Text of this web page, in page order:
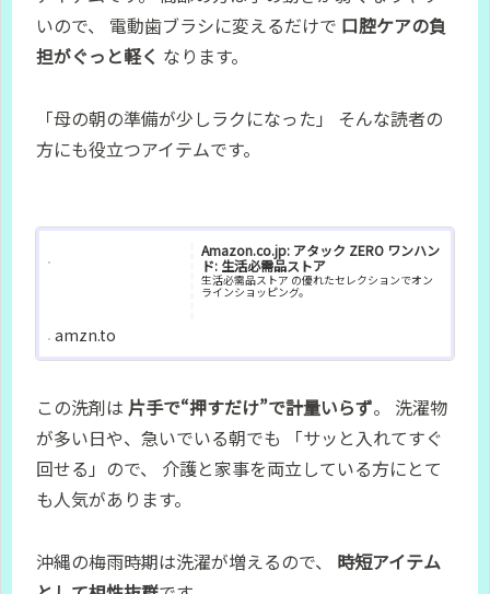
いので、 電動歯ブラシに変えるだけで 口腔ケアの負
担がぐっと軽く なります。
「母の朝の準備が少しラクになった」 そんな読者の
方にも役立つアイテムです。
Amazon.co.jp: アタック ZERO ワンハン
ド: 生活必需品ストア
生活必需品ストア の優れたセレクションでオン
ラインショッピング。
amzn.to
この洗剤は 片手で“押すだけ”で計量いらず。 洗濯物
が多い日や、急いでいる朝でも 「サッと入れてすぐ
回せる」ので、 介護と家事を両立している方にとて
も人気があります。
沖縄の梅雨時期は洗濯が増えるので、 時短アイテム